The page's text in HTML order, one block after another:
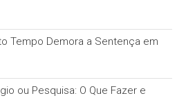
Tempo Demora a Sentença em
ou Pesquisa: O Que Fazer e